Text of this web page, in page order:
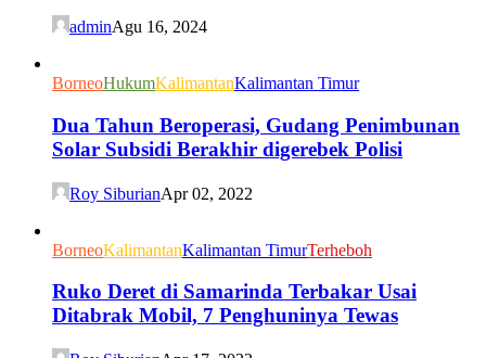
adminAgu 16, 2024
BorneoHukumKalimantanKalimantan Timur
Dua Tahun Beroperasi, Gudang Penimbunan
Solar Subsidi Berakhir digerebek Polisi
Roy SiburianApr 02, 2022
BorneoKalimantanKalimantan TimurTerheboh
Ruko Deret di Samarinda Terbakar Usai
Ditabrak Mobil, 7 Penghuninya Tewas